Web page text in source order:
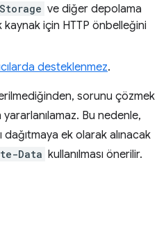
ve diğer depolama
kaynak için HTTP önbelleğini
desteklenmez.
sorunu çözmek
Bu nedenle,
dağıtmaya ek olarak alınacak
Data kullanılması önerilir.